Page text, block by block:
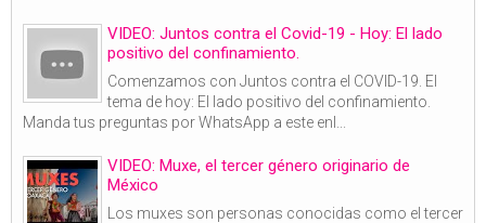
VIDEO: Juntos contra el Covid-19 - Hoy: El lado
positivo del confinamiento.
Comenzamos con Juntos contra el COVID-19. El
tema de hoy: El lado positivo del confinamiento.
Manda tus preguntas por WhatsApp a este enl...
VIDEO: Muxe, el tercer género originario de
México
Los muxes son personas conocidas como el tercer